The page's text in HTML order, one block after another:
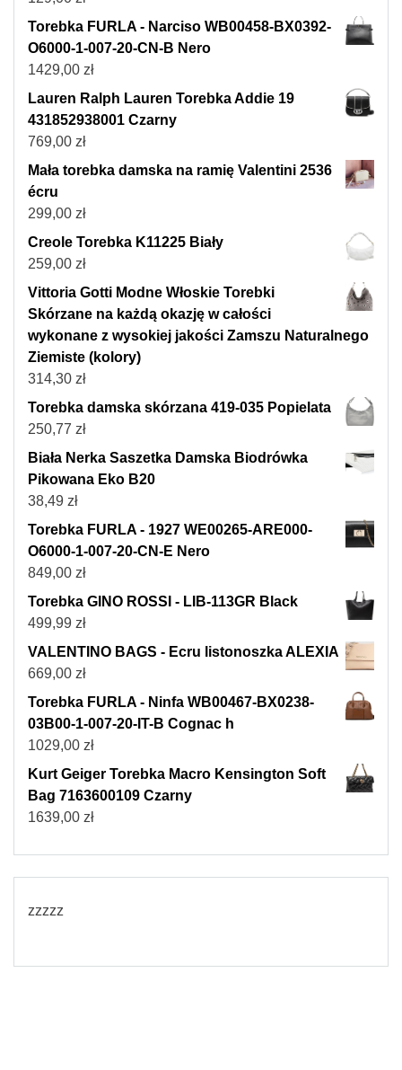
Torebka FURLA - Narciso WB00458-BX0392-
O6000-1-007-20-CN-B Nero
1429,00 zł
Lauren Ralph Lauren Torebka Addie 19
431852938001 Czarny
769,00 zł
Mała torebka damska na ramię Valentini 2536
écru
299,00 zł
Creole Torebka K11225 Biały
259,00 zł
Vittoria Gotti Modne Włoskie Torebki
Skórzane na każdą okazję w całości
wykonane z wysokiej jakości Zamszu Naturalnego
Ziemiste (kolory)
314,30 zł
Torebka damska skórzana 419-035 Popielata
250,77 zł
Biała Nerka Saszetka Damska Biodrówka
Pikowana Eko B20
38,49 zł
Torebka FURLA - 1927 WE00265-ARE000-
O6000-1-007-20-CN-E Nero
849,00 zł
Torebka GINO ROSSI - LIB-113GR Black
499,99 zł
VALENTINO BAGS - Ecru listonoszka ALEXIA
669,00 zł
Torebka FURLA - Ninfa WB00467-BX0238-
03B00-1-007-20-IT-B Cognac h
1029,00 zł
Kurt Geiger Torebka Macro Kensington Soft
Bag 7163600109 Czarny
1639,00 zł
zzzzz